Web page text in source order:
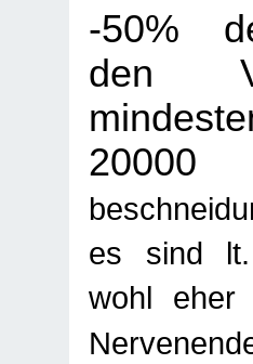
-50%
den
es sind lt.
wohl eher